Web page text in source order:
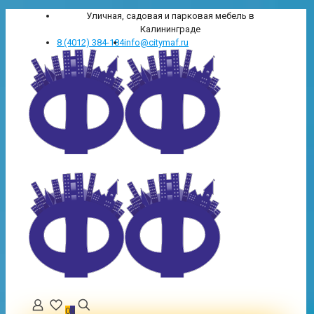
Уличная, садовая и парковая мебель в
Калининграде
8 (4012) 384-184info@citymaf.ru
00